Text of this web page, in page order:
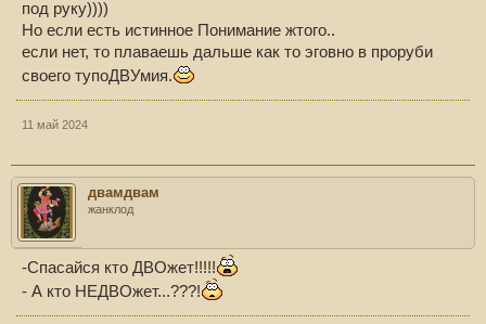
под руку))))
Но если есть истинное Понимание жтого..
если нет, то плаваешь дальше как то эговно в проруби
своего тупоДВУмия.
11 май 2024
двамдвам
жанклод
-Спасайся кто ДВОжет!!!!!
- А кто НЕДВОжет...???!